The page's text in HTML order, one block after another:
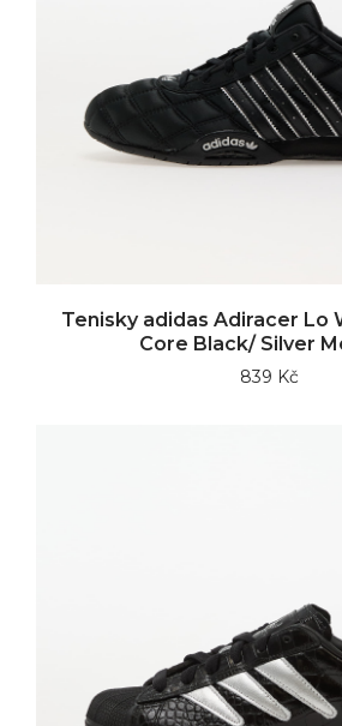
Tenisky adidas Adiracer Lo
Core Black/ Silver
839 Kč